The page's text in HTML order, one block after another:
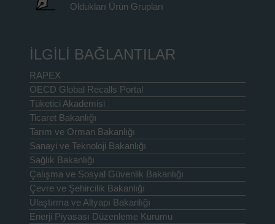
Oldukları Ürün Grupları
İLGİLİ BAĞLANTILAR
RAPEX
OECD Global Recalls Portal
Tüketici Akademisi
Ticaret Bakanlığı
Tarım ve Orman Bakanlığı
Sanayi ve Teknoloji Bakanlığı
Sağlık Bakanlığı
Çalışma ve Sosyal Güvenlik Bakanlığı
Çevre ve Şehircilik Bakanlığı
Ulaştırma ve Altyapı Bakanlığı
Enerji Piyasası Düzenleme Kurumu